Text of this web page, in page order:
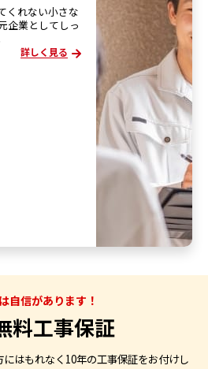
くれない小さな
企業としてしっ
詳しく見る
自信があります！
料工事保証
はもれなく10年の工事保証をお付けし